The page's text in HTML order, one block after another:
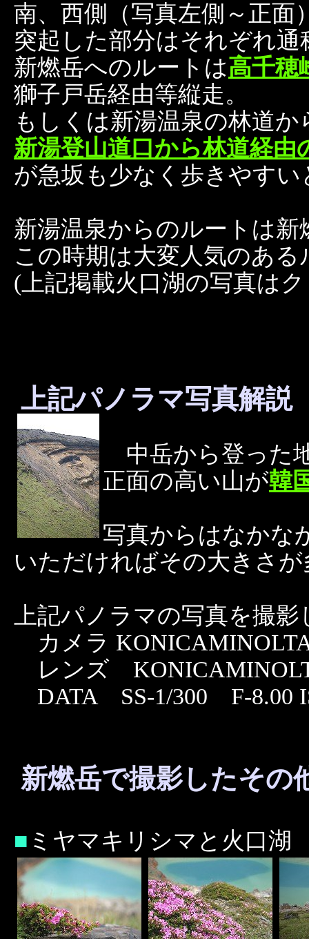
南、西側（写真左側～正
突起した部分はそれぞれ
新燃岳へのルートは高千穂
獅子戸岳経由等縦走。
もしくは新湯温泉の林道
新湯登山道口から林道経由
が急坂も少なく歩きやすい
新湯温泉からのルートは
この時期は大変人気のある
(上記掲載火口湖の写真は
上記パノラマ写真解
中岳から登った
正面の高い山が韓
写真からはなかな
いただければその大きさ
上記パノラマの写真を撮
カメラ
レンズ
DATA SS-1/300 F-8.00
新燃岳で撮影したその
■ ミヤマキリシマと火口